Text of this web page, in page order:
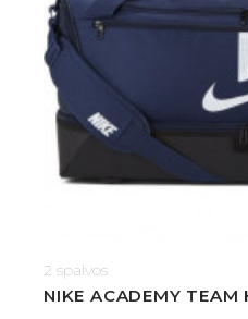
2 spalvos
NIKE ACADEMY TEAM